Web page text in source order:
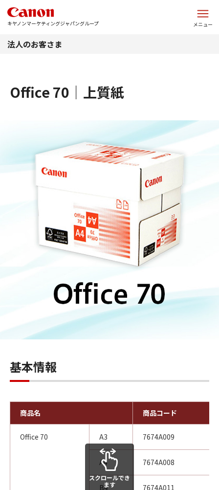
キヤノンマーケティングジャパングループ メニュー
法人のお客さま
Office 70｜上質紙
基本情報
商品名 商品コード
Office 70 A3 7674A009
A4 7674A008
B4 7674A011
スクロールでき
ます